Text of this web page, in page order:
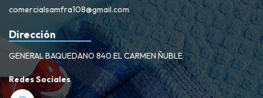
comercialsamfra108@gmail.com
Dirección
GENERAL BAQUEDANO 840 EL CARMEN ÑUBLE
Redes Sociales